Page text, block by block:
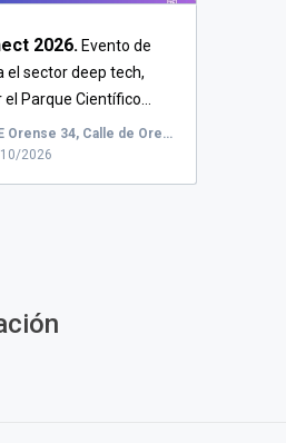
2026. Evento de
el sector deep tech,
Parque Científico...
MEETING PLACE Orense 34, Calle de Orense, Madrid, España
2026